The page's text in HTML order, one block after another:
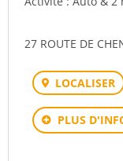
27 ROUTE DE
LOCALISER
PLUS